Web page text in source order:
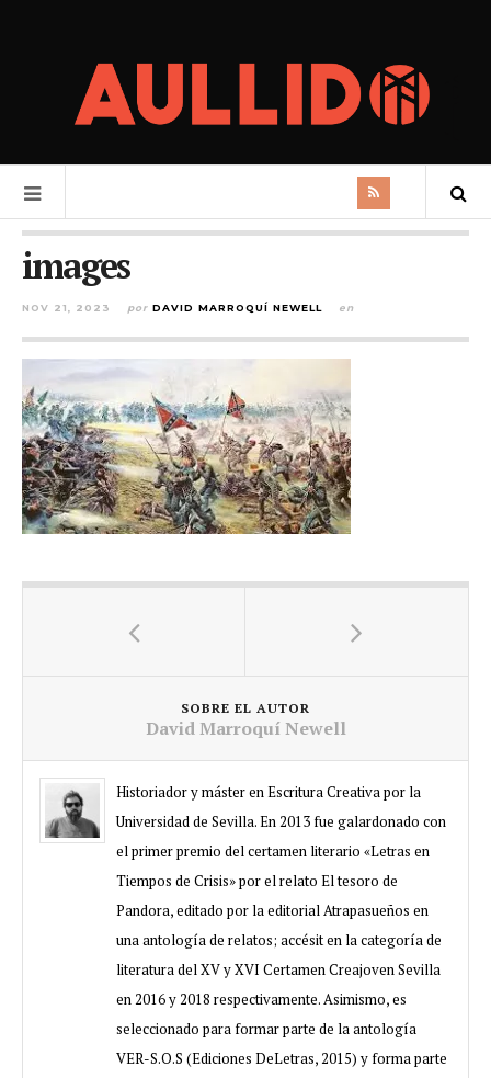
images
NOV 21, 2023 por DAVID MARROQUÍ NEWELL en
SOBRE EL AUTOR
David Marroquí Newell
Historiador y máster en Escritura Creativa por la
Universidad de Sevilla. En 2013 fue galardonado con
el primer premio del certamen literario «Letras en
Tiempos de Crisis» por el relato El tesoro de
Pandora, editado por la editorial Atrapasueños en
una antología de relatos; accésit en la categoría de
literatura del XV y XVI Certamen Creajoven Sevilla
en 2016 y 2018 respectivamente. Asimismo, es
seleccionado para formar parte de la antología
VER-S.O.S (Ediciones DeLetras, 2015) y forma parte